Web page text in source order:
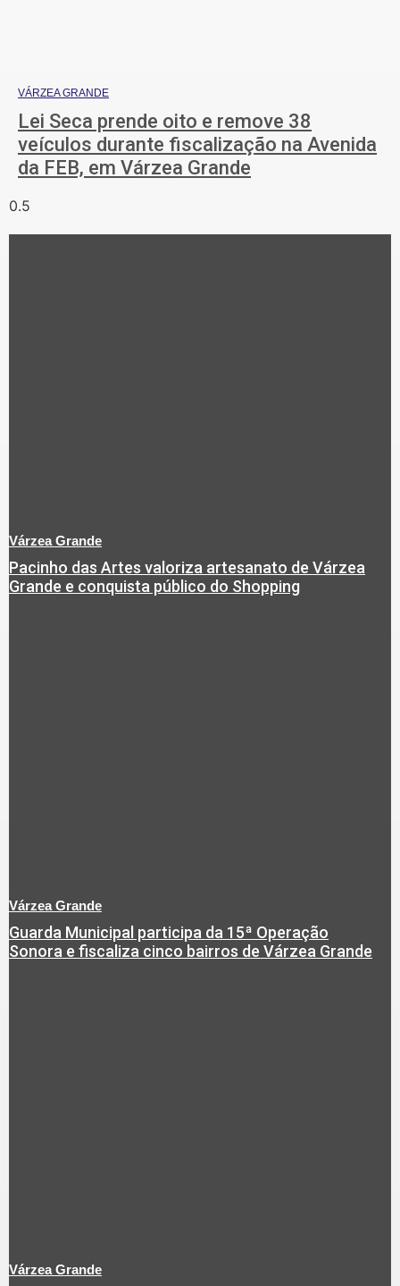
VÁRZEA GRANDE
Lei Seca prende oito e remove 38
veículos durante fiscalização na Avenida
da FEB, em Várzea Grande
Várzea Grande
Pacinho das Artes valoriza artesanato de Várzea
Grande e conquista público do Shopping
Várzea Grande
Guarda Municipal participa da 15ª Operação
Sonora e fiscaliza cinco bairros de Várzea Grande
Várzea Grande